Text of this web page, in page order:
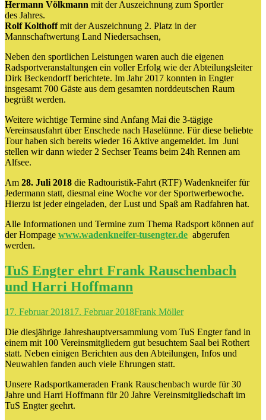
Hermann Völkmann mit der Auszeichnung zum Sportler
des Jahres.
Rolf Kolthoffmit der Auszeichnung 2. Platz in der
Mannschaftwertung Land Niedersachsen,
Neben den sportlichen Leistungen waren auch die eigenen
Radsportveranstaltungen ein voller Erfolg wie der Abteilungsleiter
Dirk Beckendorff berichtete. Im Jahr 2017 konnten in Engter
insgesamt 700 Gäste aus dem gesamten norddeutschen Raum
begrüßt werden.
Weitere wichtige Termine sind Anfang Mai die 3-tägige
Vereinsausfahrt über Enschede nach Haselünne. Für diese beliebte
Tour haben sich bereits wieder 16 Aktive angemeldet. Im Juni
stellen wir dann wieder 2 Sechser Teams beim 24h Rennen am
Alfsee.
Am 28. Juli 2018 die Radtouristik-Fahrt (RTF) Wadenkneifer für
Jedermann statt, diesmal eine Woche vor der Sportwerbewoche.
Hierzu ist jeder eingeladen, der Lust und Spaß am Radfahren hat.
Alle Informationen und Termine zum Thema Radsport können auf
der Hompage www.wadenkneifer-tusengter.de abgerufen
werden.
TuS Engter ehrt Frank Rauschenbach
und Harri Hoffmann
17. Februar 201817. Februar 2018Frank Möller
Die diesjährige Jahreshauptversammlung vom TuS Engter fand in
einem mit 100 Vereinsmitgliedern gut besuchtem Saal bei Rothert
statt. Neben einigen Berichten aus den Abteilungen, Infos und
Neuwahlen fanden auch viele Ehrungen statt.
Unsere Radsportkameraden Frank Rauschenbach wurde für 30
Jahre und Harri Hoffmann für 20 Jahre Vereinsmitgliedschaft im
TuS Engter geehrt.